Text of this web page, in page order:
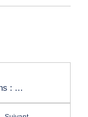
Semaine l’Afrique des Solutions : Moulay Hassan Magid Alaoui s’engage